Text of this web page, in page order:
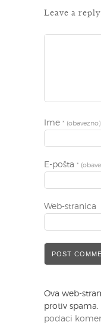
Leave a reply
Ime * (obavezno)
E-pošta *
Web-stranica
Ova web-
protiv spama.
podaci